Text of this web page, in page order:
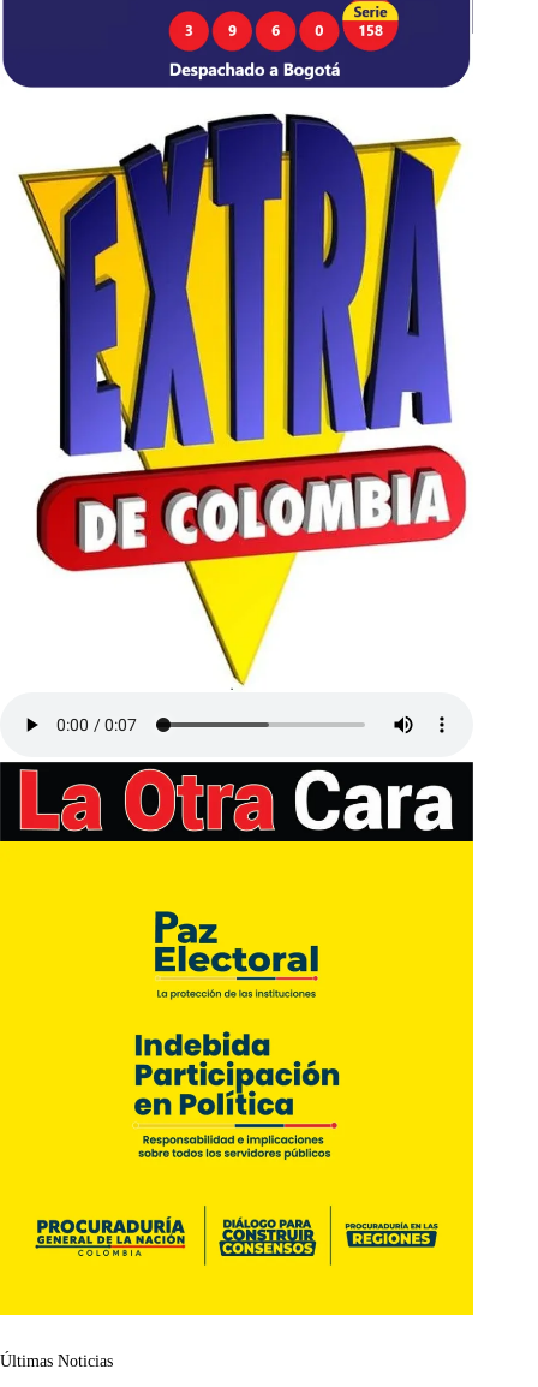
Últimas Noticias